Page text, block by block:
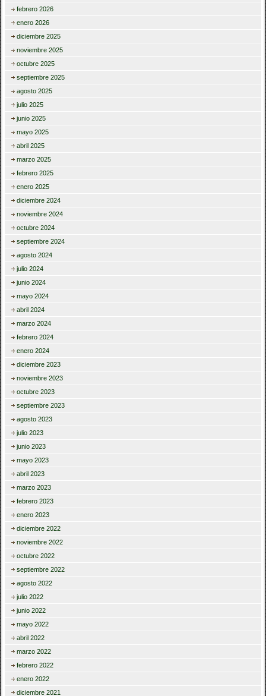
febrero 2026
enero 2026
diciembre 2025
noviembre 2025
octubre 2025
septiembre 2025
agosto 2025
julio 2025
junio 2025
mayo 2025
abril 2025
marzo 2025
febrero 2025
enero 2025
diciembre 2024
noviembre 2024
octubre 2024
septiembre 2024
agosto 2024
julio 2024
junio 2024
mayo 2024
abril 2024
marzo 2024
febrero 2024
enero 2024
diciembre 2023
noviembre 2023
octubre 2023
septiembre 2023
agosto 2023
julio 2023
junio 2023
mayo 2023
abril 2023
marzo 2023
febrero 2023
enero 2023
diciembre 2022
noviembre 2022
octubre 2022
septiembre 2022
agosto 2022
julio 2022
junio 2022
mayo 2022
abril 2022
marzo 2022
febrero 2022
enero 2022
diciembre 2021